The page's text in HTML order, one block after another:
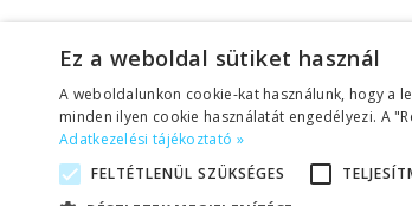
Ez a weboldal sütiket használ
A weboldalunkon cookie-kat használunk, hogy a
minden ilyen cookie használatát engedélyezi. A
Adatkezelési tájékoztató »
FELTÉTLENÜL SZÜKSÉGES